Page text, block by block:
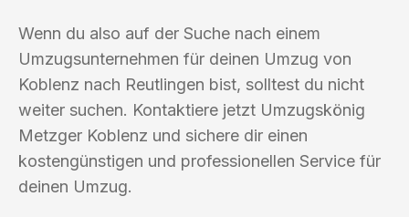
Wenn du also auf der Suche nach einem
Umzugsunternehmen für deinen Umzug von
Koblenz nach Reutlingen bist, solltest du nicht
weiter suchen. Kontaktiere jetzt Umzugskönig
Metzger Koblenz und sichere dir einen
kostengünstigen und professionellen Service für
deinen Umzug.